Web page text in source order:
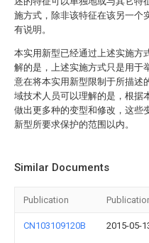
施方式，除非该特征在该另一个
有说明。
本实用新型已经通过上述实施方
解的是，上述实施方式只是用于
意在将本实用新型限制于所描述
域技术人员可以理解的是，根据
做出更多种的变型和修改，这些
新型所要求保护的范围以内。
Similar Documents
Publication
CN103109120B 2015-05-